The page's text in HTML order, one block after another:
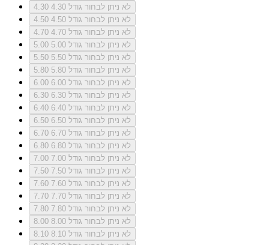
4.30
לא ניתן לבחור גודל 4.30
4.50
לא ניתן לבחור גודל 4.50
4.70
לא ניתן לבחור גודל 4.70
5.00
לא ניתן לבחור גודל 5.00
5.50
לא ניתן לבחור גודל 5.50
5.80
לא ניתן לבחור גודל 5.80
6.00
לא ניתן לבחור גודל 6.00
6.30
לא ניתן לבחור גודל 6.30
6.40
לא ניתן לבחור גודל 6.40
6.50
לא ניתן לבחור גודל 6.50
6.70
לא ניתן לבחור גודל 6.70
6.80
לא ניתן לבחור גודל 6.80
7.00
לא ניתן לבחור גודל 7.00
7.50
לא ניתן לבחור גודל 7.50
7.60
לא ניתן לבחור גודל 7.60
7.70
לא ניתן לבחור גודל 7.70
7.80
לא ניתן לבחור גודל 7.80
8.00
לא ניתן לבחור גודל 8.00
8.10
לא ניתן לבחור גודל 8.10